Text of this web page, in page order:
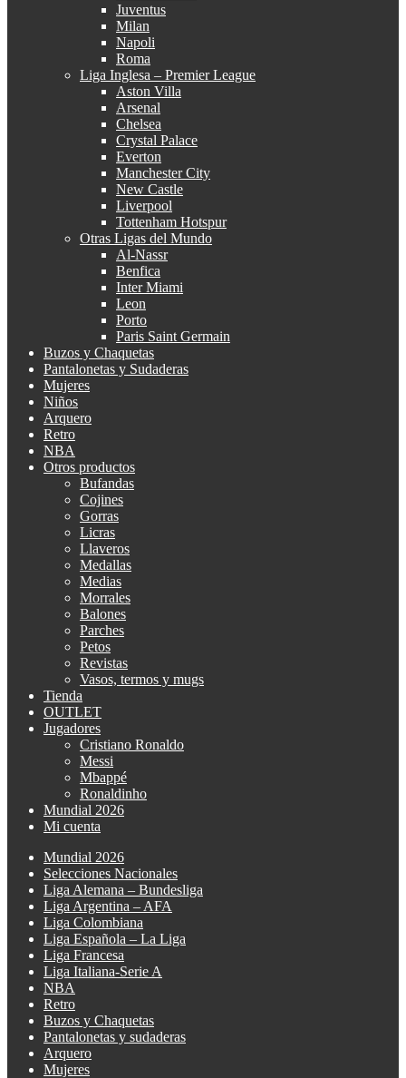
Juventus
Milan
Napoli
Roma
Liga Inglesa – Premier League
Aston Villa
Arsenal
Chelsea
Crystal Palace
Everton
Manchester City
New Castle
Liverpool
Tottenham Hotspur
Otras Ligas del Mundo
Al-Nassr
Benfica
Inter Miami
Leon
Porto
Paris Saint Germain
Buzos y Chaquetas
Pantalonetas y Sudaderas
Mujeres
Niños
Arquero
Retro
NBA
Otros productos
Bufandas
Cojines
Gorras
Licras
Llaveros
Medallas
Medias
Morrales
Balones
Parches
Petos
Revistas
Vasos, termos y mugs
Tienda
OUTLET
Jugadores
Cristiano Ronaldo
Messi
Mbappé
Ronaldinho
Mundial 2026
Mi cuenta
Mundial 2026
Selecciones Nacionales
Liga Alemana – Bundesliga
Liga Argentina – AFA
Liga Colombiana
Liga Española – La Liga
Liga Francesa
Liga Italiana-Serie A
NBA
Retro
Buzos y Chaquetas
Pantalonetas y sudaderas
Arquero
Mujeres